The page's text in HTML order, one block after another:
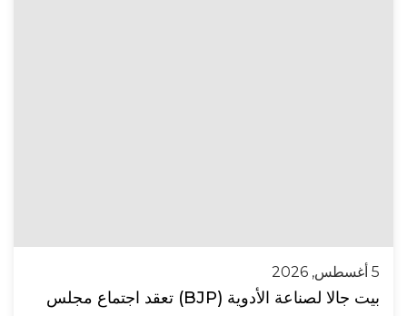
5 أغسطس, 2026
بيت جالا لصناعة الأدوية (BJP) تعقد اجتماع مجلس